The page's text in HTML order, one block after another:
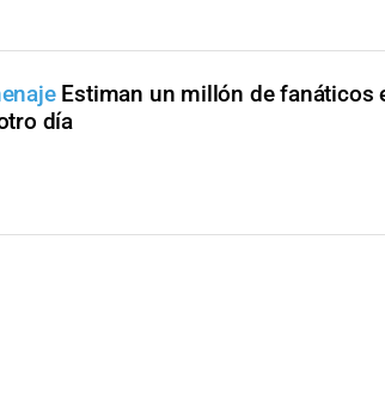
Estiman un millón de fanáticos
día